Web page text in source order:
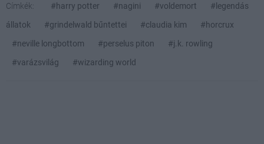
Címkék: #harry potter #nagini #voldemort
#legendás
állatok
#grindelwald bűntettei #claudia kim
#horcrux
#neville longbottom
#perselus piton
#j.k. rowling
#varázsvilág
#wizarding world